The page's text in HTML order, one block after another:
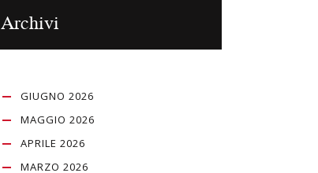
Archivi
GIUGNO 2026
MAGGIO 2026
APRILE 2026
MARZO 2026